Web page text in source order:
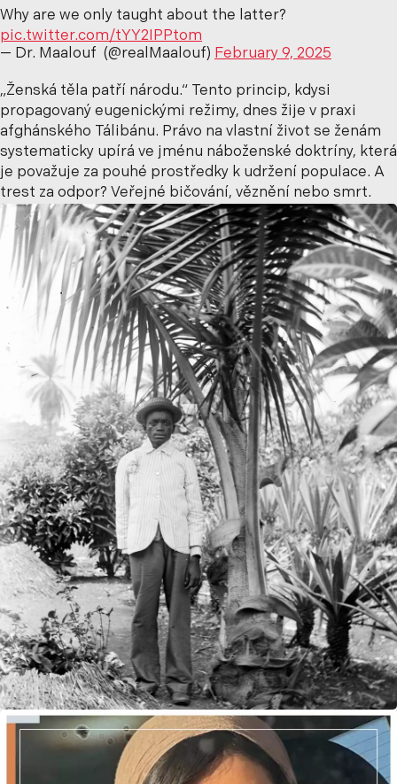
Why are we only taught about the latter?
pic.twitter.com/tYY2IPPtom
— Dr. Maalouf ‏ (@realMaalouf) February 9, 2025
„Ženská těla patří národu.“ Tento princip, kdysi
propagovaný eugenickými režimy, dnes žije v praxi
afghánského Tálibánu. Právo na vlastní život se ženám
systematicky upírá ve jménu náboženské doktríny, která
je považuje za pouhé prostředky k udržení populace. A
trest za odpor? Veřejné bičování, věznění nebo smrt.